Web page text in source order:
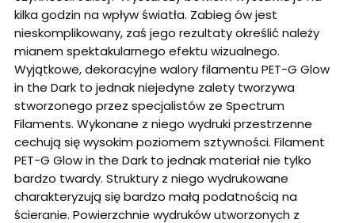
kilka godzin na wpływ światła. Zabieg ów jest
nieskomplikowany, zaś jego rezultaty określić należy
mianem spektakularnego efektu wizualnego.
Wyjątkowe, dekoracyjne walory filamentu PET-G Glow
in the Dark to jednak niejedyne zalety tworzywa
stworzonego przez specjalistów ze Spectrum
Filaments. Wykonane z niego wydruki przestrzenne
cechują się wysokim poziomem sztywności. Filament
PET-G Glow in the Dark to jednak materiał nie tylko
bardzo twardy. Struktury z niego wydrukowane
charakteryzują się bardzo małą podatnością na
ścieranie. Powierzchnie wydruków utworzonych z